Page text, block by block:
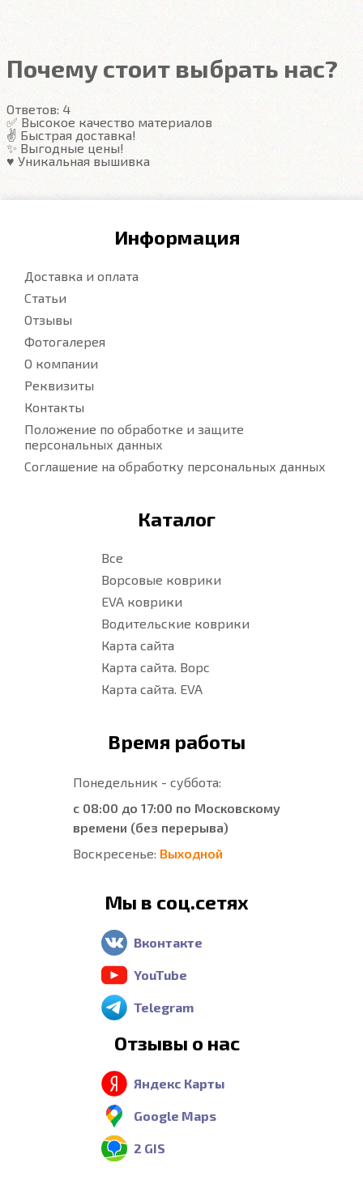
Почему стоит выбрать нас?
Ответов: 4
✅ Высокое качество материалов
✌️ Быстрая доставка!
✨ Выгодные цены!
♥️ Уникальная вышивка
Информация
Доставка и оплата
Статьи
Отзывы
Фотогалерея
О компании
Реквизиты
Контакты
Положение по обработке и защите
персональных данных
Соглашение на обработку персональных данных
Каталог
Все
Ворсовые коврики
EVA коврики
Водительские коврики
Карта сайта
Карта сайта. Ворс
Карта сайта. EVA
Время работы
Понедельник - суббота:
с 08:00 до 17:00 по Московскому
времени (без перерыва)
Воскресенье: Выходной
Мы в соц.сетях
Вконтакте
YouTube
Telegram
Отзывы о нас
Яндекс Карты
Google Maps
2 GIS